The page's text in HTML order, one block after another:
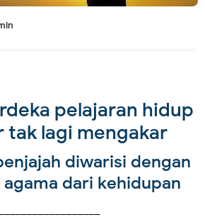
pelajaran hidup
tak lagi mengakar
diwarisi dengan
dari kehidupan